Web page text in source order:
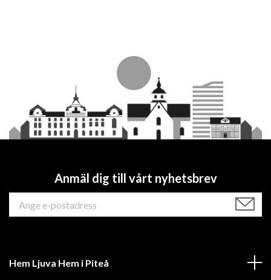
Anmäl dig till vårt nyhetsbrev
Hem Ljuva Hem i Piteå